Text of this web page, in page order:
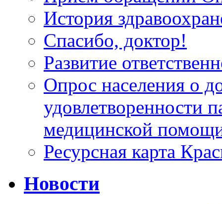
История
Спасибо, доктор!
Развитие
Опрос населения о
удовлетворенности
медицинской
Ресурсная карта
Новости